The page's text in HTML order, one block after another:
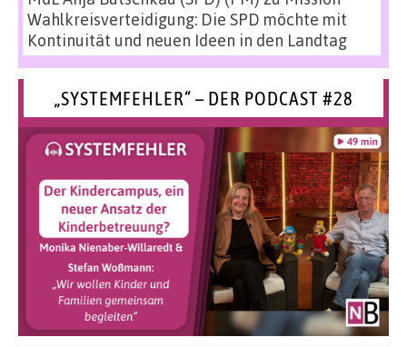
Wahlkreisverteidigung: Die SPD möchte mit
Kontinuität und neuen Ideen in den Landtag
„SYSTEMFEHLER“ – DER PODCAST #28